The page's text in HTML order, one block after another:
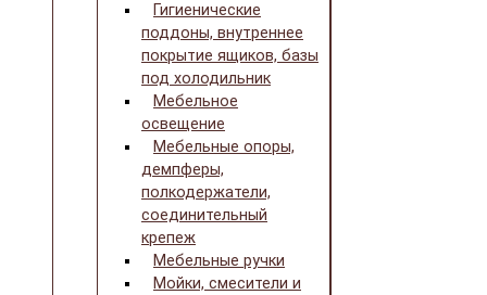
Гигиенические
поддоны, внутреннее
покрытие ящиков, базы
под холодильник
Мебельное
освещение
Мебельные опоры,
демпферы,
полкодержатели,
соединительный
крепеж
Мебельные ручки
Мойки, смесители и